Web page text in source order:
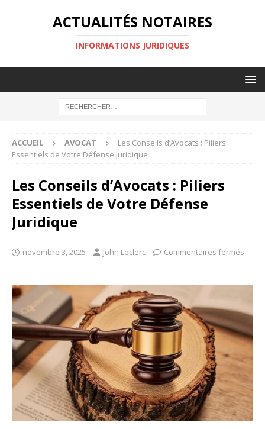
ACTUALITÉS NOTAIRES
INFORMATIONS JURIDIQUES
ACCUEIL AVOCAT
Les Conseils d’Avocats : Piliers
Essentiels de Votre Défense Juridique
Les Conseils d’Avocats : Piliers
Essentiels de Votre Défense
Juridique
novembre 3, 2025 John Leclerc Commentaires fermés